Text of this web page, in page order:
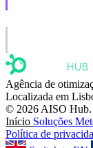
Agência de
Localizada em
© 2026 AISO Hub.
Início Soluções
Política de